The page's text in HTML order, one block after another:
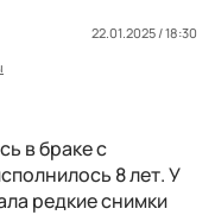
22.01.2025 / 18:30
в браке с
8 лет. У
редкие снимки